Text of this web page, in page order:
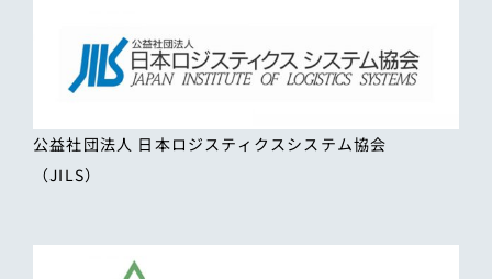
公益社団法人 日本ロジスティクスシステム協会
（JILS）